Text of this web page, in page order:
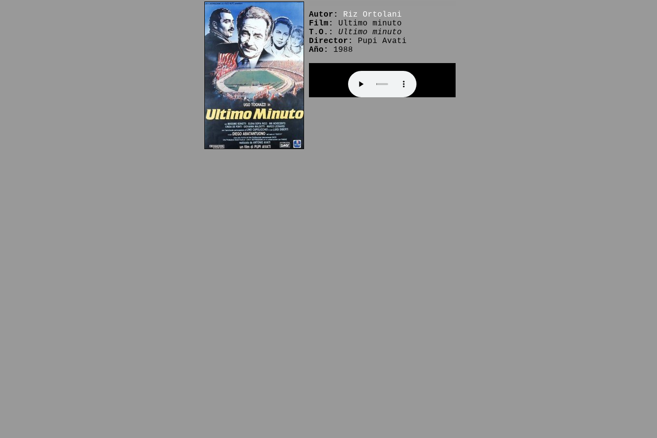
Autor:
Riz Ortolani
Film:
Ultimo minuto
T.O.:
Ultimo minuto
Director:
Pupi Avati
Año:
1988